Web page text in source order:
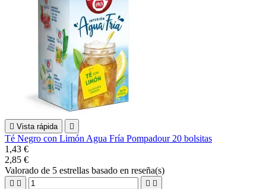
 Vista rápida 
Té Negro con Limón Agua Fría Pompadour 20 bolsitas
1,43 €
2,85 €
Valorado de 5 estrellas basado en reseña(s)
   